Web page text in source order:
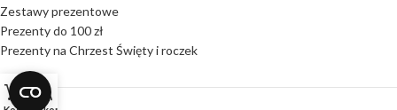
Zestawy prezentowe
Prezenty do 100 zł
Prezenty na Chrzest Święty i roczek